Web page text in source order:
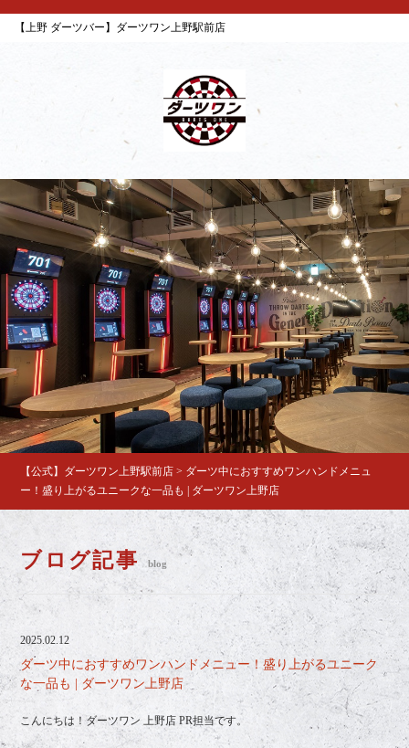
【上野 ダーツバー】ダーツワン上野駅前店
【公式】ダーツワン上野駅前店 > ダーツ中におすすめワンハンドメニュ
ー！盛り上がるユニークな一品も | ダーツワン上野店
ブログ記事 blog
2025.02.12
ダーツ中におすすめワンハンドメニュー！盛り上がるユニーク
な一品も | ダーツワン上野店
こんにちは！ダーツワン 上野店 PR担当です。